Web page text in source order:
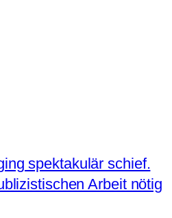
spektakulär schief.
Arbeit nötig